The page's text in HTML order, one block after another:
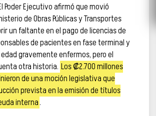
Poder Ejecutivo afirmó que movió
de Obras Públicas y Transportes
un faltante en el pago de licencias de
de pacientes en fase terminal y
gravemente enfermos, pero el
otra historia. Los ₡2.700 millones
de una moción legislativa que
prevista en la emisión de títulos
interna.